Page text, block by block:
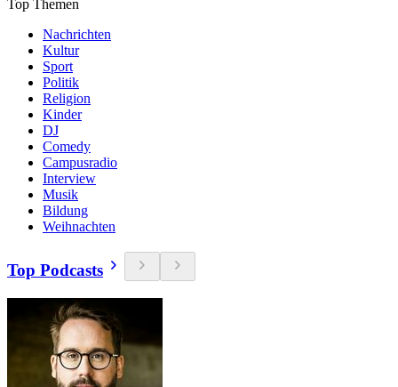
Top Themen
Nachrichten
Kultur
Sport
Politik
Religion
Kinder
DJ
Comedy
Campusradio
Interview
Musik
Bildung
Weihnachten
Top Podcasts